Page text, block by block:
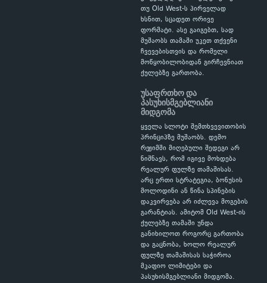
თუ Old West-ს პირველად
ხსნით, სცადეთ ორივე
ფორმატი. ასე გაიგებთ, სად
მუშაობს თამაში უკეთ თქვენი
ჩვევებისთვის და რომელი
მოწყობილობიდან გირჩევნიათ
ქულებზე გართობა.
უსაფრთხო და
პასუხისმგებლიანი
მიდგომა
ყველა სლოტი შემთხვევითობის
პრინციპზე მუშაობს. დემო
რეჟიმში მიღებული შედეგი არ
ნიშნავს, რომ იგივე მოხდება
რეალურ ფულზე თამაშისას.
არც ერთი სტრატეგია, ბონუსის
მოლოდინი ან წინა სპინების
დაკვირვება არ იძლევა მოგების
გარანტიას. ამიტომ Old West-ის
ქულებზე თამაში უნდა
განიხილოთ როგორც გართობა
და გაცნობა, ხოლო რეალურ
ფულზე თამაშისას საჭიროა
მკაფიო ლიმიტები და
პასუხისმგებლიანი მიდგომა.